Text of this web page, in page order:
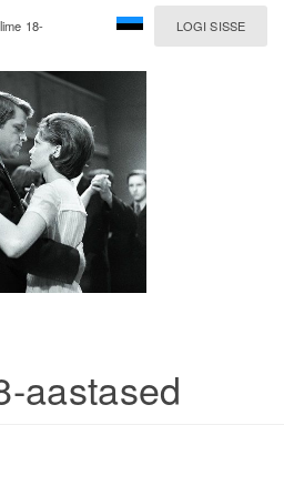
LOGI SISSE
18-
aastased